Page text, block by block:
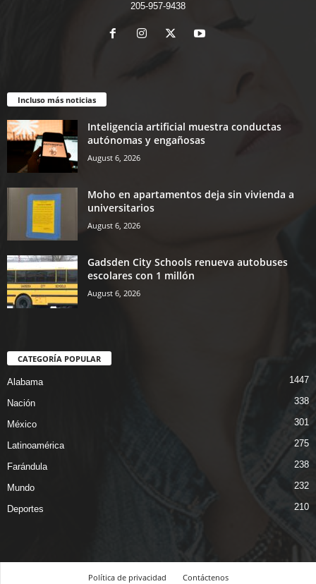
205-957-9438
Incluso más noticias
Inteligencia artificial muestra conductas
autónomas y engañosas
August 6, 2026
Moho en apartamentos deja sin vivienda a
universitarios
August 6, 2026
Gadsden City Schools renueva autobuses
escolares con 1 millón
August 6, 2026
CATEGORÍA POPULAR
Alabama 1447
Nación 338
México 301
Latinoamérica 275
Farándula 238
Mundo 232
Deportes 210
Política de privacidad Contáctenos